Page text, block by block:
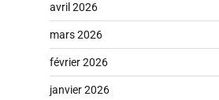
avril 2026
mars 2026
février 2026
janvier 2026